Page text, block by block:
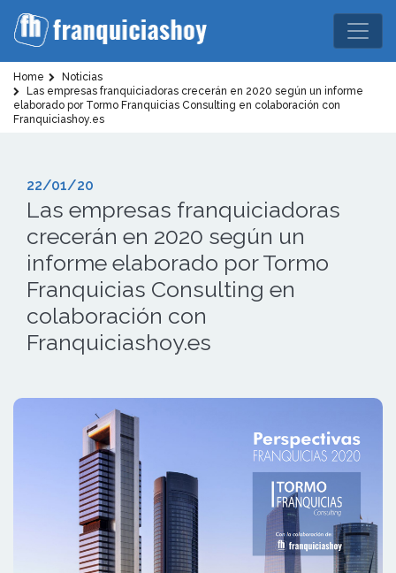
Home
Noticias
Las empresas franquiciadoras crecerán en 2020 según un informe
elaborado por Tormo Franquicias Consulting en colaboración con
Franquiciashoy.es
22/01/20
Las empresas franquiciadoras
crecerán en 2020 según un
informe elaborado por Tormo
Franquicias Consulting en
colaboración con
Franquiciashoy.es